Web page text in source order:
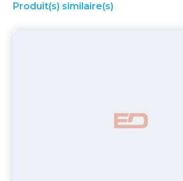
Produit(s) similaire(s)